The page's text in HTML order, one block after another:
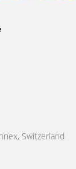
Switzerland